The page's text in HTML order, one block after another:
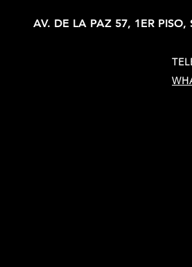
AV. DE LA PAZ 57, 1ER